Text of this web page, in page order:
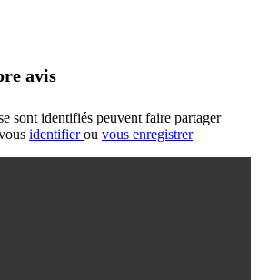
avis
sont identifiés peuvent faire partager
identifierou vous enregistrer